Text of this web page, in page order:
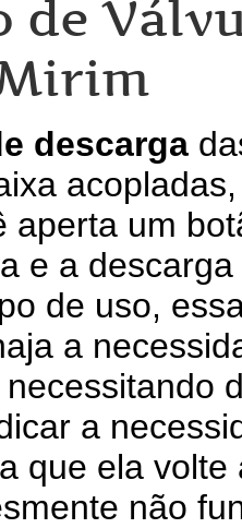
de
descarga
aperta um
e a
de uso,
a
a
que ela volte
não